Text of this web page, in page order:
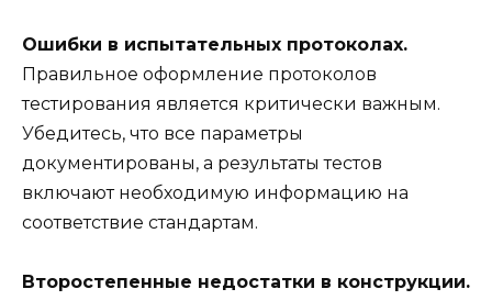
Ошибки в испытательных протоколах.
Правильное оформление протоколов
тестирования является критически важным.
Убедитесь, что все параметры
документированы, а результаты тестов
включают необходимую информацию на
соответствие стандартам.
Второстепенные недостатки в конструкции.